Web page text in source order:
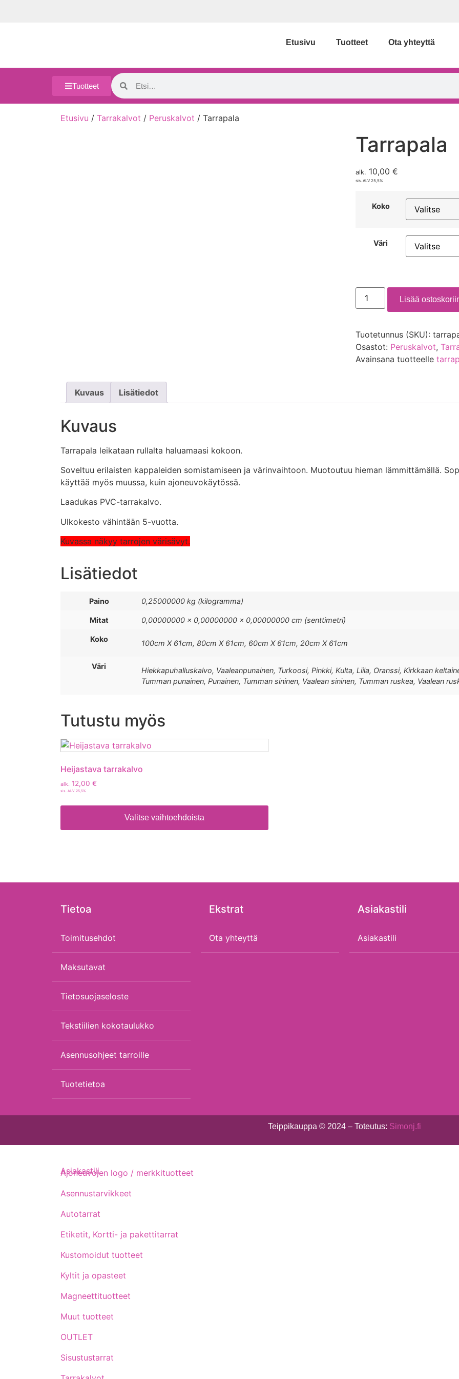
Etusivu Tuotteet Ota yhteyttä
Tuotteet
Etusivu / Tarrakalvot / Peruskalvot / Tarrapala
Tarrapala
alk. 10,00€
sis. ALV 25,5%
Koko
Väri
Lisää
Tuotetunnus (SKU):
Osastot: Peruskalvot,
Avainsana tuotteelle
Kuvaus Lisätiedot
Kuvaus
Tarrapala leikataan rullalta haluamaasi kokoon.
Soveltuu erilaisten kappaleiden somistamiseen ja värinvaihtoon. Muotoutuu hieman lämmittämällä.
käyttää myös muussa, kuin ajoneuvokäytössä.
Laadukas PVC-tarrakalvo.
Ulkokesto vähintään 5-vuotta.
Kuvassa näkyy tarrojen värisävyt.
Lisätiedot
Paino 0,25000000 kg (kilogramma)
Mitat 0,00000000 × 0,00000000 × 0,00000000 cm (senttimetri)
Koko 100cm X 61cm, 80cm X 61cm, 60cm X 61cm, 20cm X 61cm
Väri
Hiekkapuhalluskalvo, Vaaleanpunainen, Turkoosi, Pinkki, Kulta, Liila, Oranssi, Kirkkaan
Tumman punainen, Punainen, Tumman sininen, Vaalean sininen, Tumman ruskea, Vaalean
Tutustu myös
Heijastava tarrakalvo
alk. 12,00 €
sis. ALV 25,5%
Valitse vaihtoehdoista
Tietoa
Toimitusehdot
Maksutavat
Tietosuojaseloste
Tekstiilien kokotaulukko
Asennusohjeet tarroille
Tuotetietoa
Ekstrat
Ota yhteyttä
Asiakastili
Asiakastili
Teippikauppa © 2024 – Toteutus: Simonj.fi
Ajoneuvojen logo / merkkituotteet
Asennustarvikkeet
Autotarrat
Etiketit, Kortti- ja pakettitarrat
Kustomoidut tuotteet
Kyltit ja opasteet
Magneettituotteet
Muut tuotteet
OUTLET
Sisustustarrat
Asiakastili